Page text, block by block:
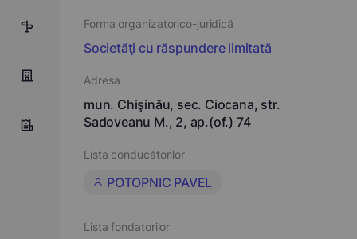
5
Forma organizatorico-juridică
Societăţi cu răspundere limitată
Adresa
mun. Chişinău, sec. Ciocana, str.
Sadoveanu M., 2, ap.(of.) 74
Lista conducătorilor
POTOPNIC PAVEL
Lista fondatorilor